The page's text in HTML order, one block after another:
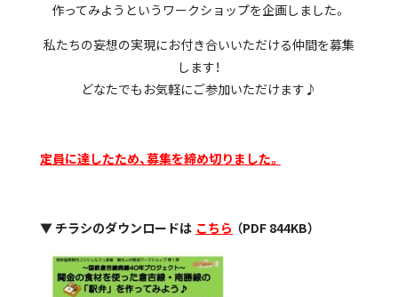
作ってみようというワークショップを企画しました。
私たちの妄想の実現にお付き合いいただける仲間を募集
します！
どなたでもお気軽にご参加いただけます♪
定員に達したため、募集を締め切りました。
▼ チラシのダウンロードは こちら （PDF 844KB）